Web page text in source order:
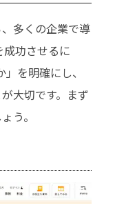
多くの企業で導
成功させるに
を明確にし、
大切です。まず
う。